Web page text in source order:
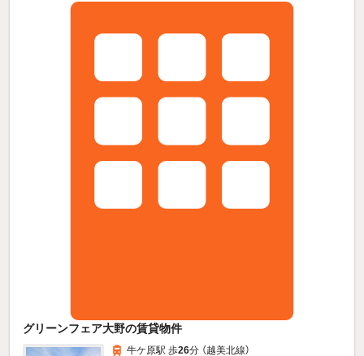
グリーンフェア大野の賃貸物件
牛ケ原駅 歩26分 （越美北線）